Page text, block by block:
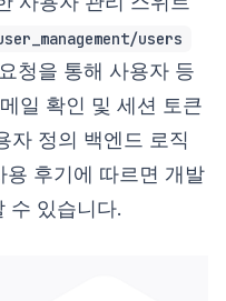
users
청을 통해 사용자 등
일 확인 및 세션 토큰
자 정의 백엔드 로직
후기에 따르면 개발
수 있습니다.